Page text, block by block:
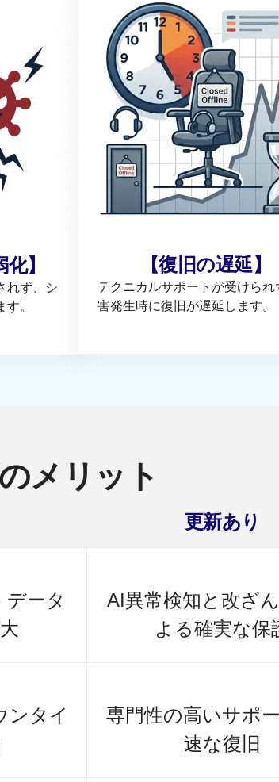
】
れず、シ
。
【復旧の遅延】
テクニカルサポートが受けられ
害発生時に復旧が遅延します。
メリット
更新あり
データ
AI異常検知と改ざ
よる確実な保
ンタイ
専門性の高いサポ
速な復旧